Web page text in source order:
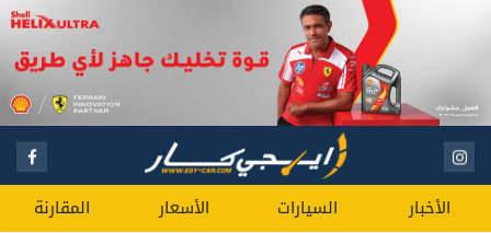
الأخبار السيارات الأسعار المقارنة